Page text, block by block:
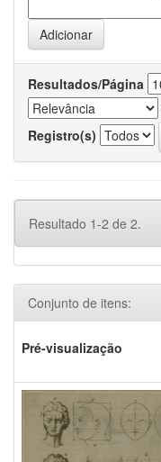
Resultados/Página
Registro(s)
Resultado 1-2 de 2.
Conjunto de itens:
Pré-visualização